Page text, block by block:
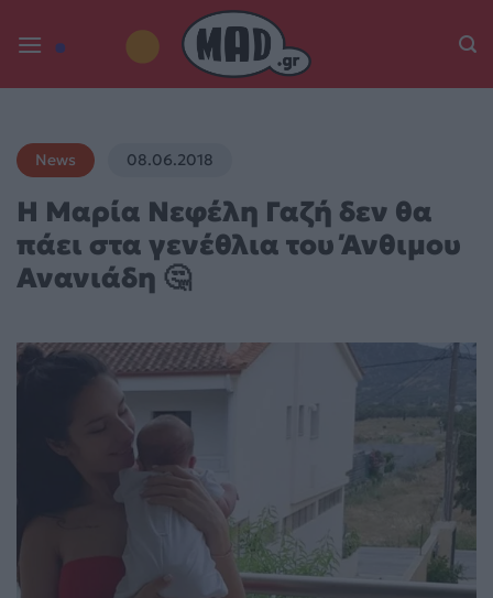
News 08.06.2018
Η Μαρία Νεφέλη Γαζή δεν θα
πάει στα γενέθλια του Άνθιμου
Ανανιάδη 🤔